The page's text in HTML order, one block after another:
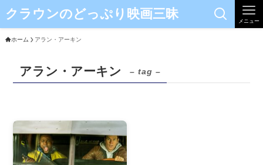
クラウンのどっぷり映画三昧 メニュー
ホーム アラン・アーキン
アラン・アーキン – tag –